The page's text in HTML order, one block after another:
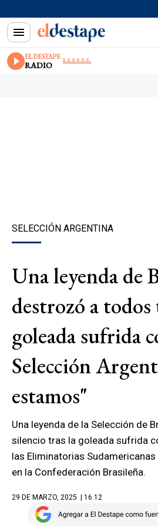
EL DESTAPE
RADIO
SELECCIÓN ARGENTINA
Una leyenda de
destrozó a todos
goleada sufrida
Selección
estamos"
Una leyenda de la Selección de
silencio tras la goleada sufrida
las Eliminatorias
en la Confederación Brasileña.
29 DE MARZO, 2025 | 16.12